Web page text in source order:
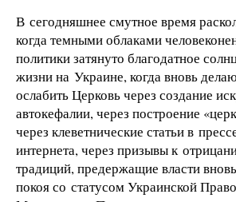
В сегодняшнее смутное время
когда темными облаками
политики затянуто благодатное
жизни на Украине, когда вновь
ослабить Церковь через создание
автокефалии, через построение
через клеветнические статьи в
интернета, через призывы к
традиций, предержащие власти
покоя со статусом Украинской